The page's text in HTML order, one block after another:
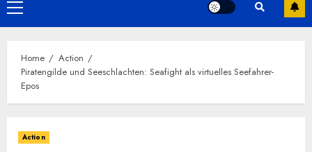
Primary
Menu
Home
Action
Piratengilde und Seeschlachten: Seafight als virtuelles Seefahrer-
Epos
Action